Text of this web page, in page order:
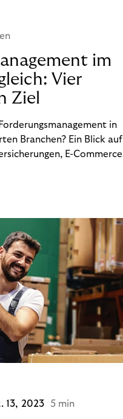
im
Vier
Ziel
in
Branchen? Ein Blick auf
E-Commerce
braucht keine
13, 2023 5 min